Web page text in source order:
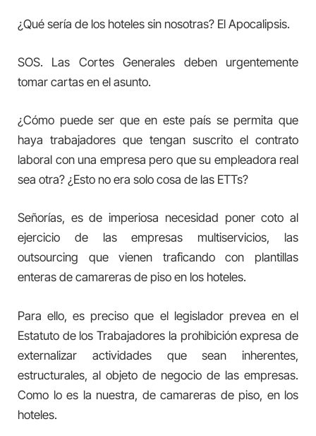
¿Qué sería de los hoteles sin nosotras? El Apocalipsis.
SOS. Las Cortes Generales deben urgentemente
tomar cartas en el asunto.
¿Cómo puede ser que en este país se permita que
haya trabajadores que tengan suscrito el contrato
laboral con una empresa pero que su empleadora real
sea otra? ¿Esto no era solo cosa de las ETTs?
Señorías, es de imperiosa necesidad poner coto al
ejercicio de las empresas multiservicios, las
outsourcing que vienen traficando con plantillas
enteras de camareras de piso en los hoteles.
Para ello, es preciso que el legislador prevea en el
Estatuto de los Trabajadores la prohibición expresa de
externalizar actividades que sean inherentes,
estructurales, al objeto de negocio de las empresas.
Como lo es la nuestra, de camareras de piso, en los
hoteles.